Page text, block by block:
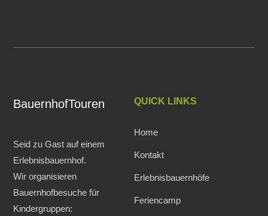
BauernhofTouren
Seid zu Gast auf einem
Erlebnisbauernhof.
Wir organisieren
Bauernhofbesuche für
Kindergruppen:
QUICK LINKS
Home
Kontakt
Erlebnisbauernhöfe
Feriencamp